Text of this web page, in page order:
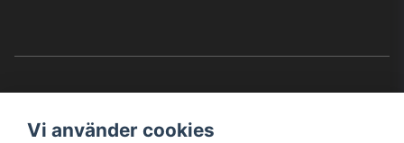
Vi använder cookies